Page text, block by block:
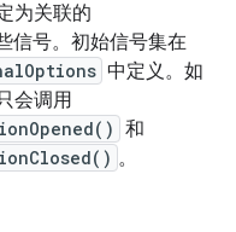
为关联的
信号。初始信号集在
中定义。如
会调用
和
。